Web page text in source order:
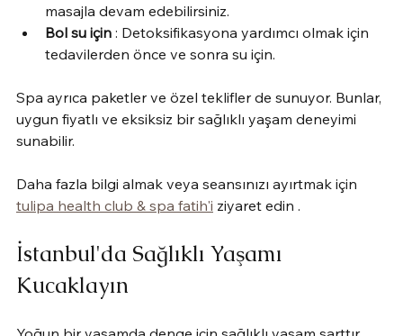
masajla devam edebilirsiniz.
Bol su için : Detoksifikasyona yardımcı olmak için
tedavilerden önce ve sonra su için.
Spa ayrıca paketler ve özel teklifler de sunuyor. Bunlar,
uygun fiyatlı ve eksiksiz bir sağlıklı yaşam deneyimi
sunabilir.
Daha fazla bilgi almak veya seansınızı ayırtmak için
tulipa health club & spa fatih'i ziyaret edin .
İstanbul'da Sağlıklı Yaşamı
Kucaklayın